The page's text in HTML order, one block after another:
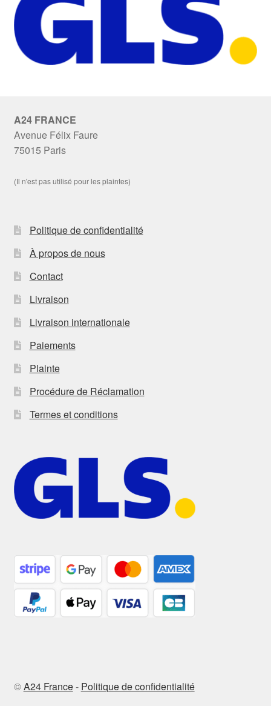
A24 FRANCE
Avenue Félix Faure
75015 Paris
(Il n'est pas utilisé pour les plaintes)
Politique de confidentialité
À propos de nous
Contact
Livraison
Livraison internationale
Paiements
Plainte
Procédure de Réclamation
Termes et conditions
©A24 France- Politique de confidentialité